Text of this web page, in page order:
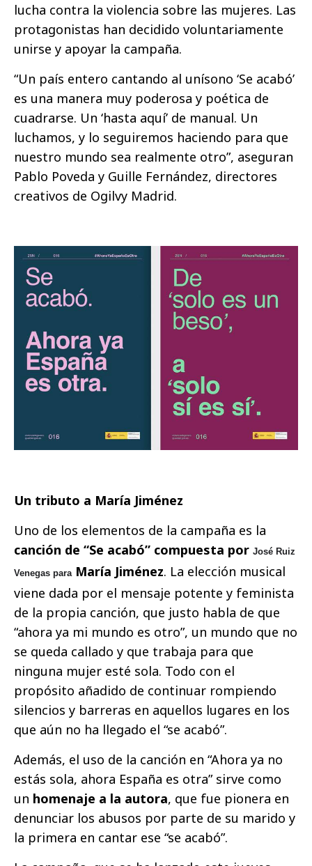
lucha contra la violencia sobre las mujeres. Las
protagonistas han decidido voluntariamente
unirse y apoyar la campaña.
“Un país entero cantando al unísono ‘Se acabó’
es una manera muy poderosa y poética de
cuadrarse. Un ‘hasta aquí’ de manual. Un
luchamos, y lo seguiremos haciendo para que
nuestro mundo sea realmente otro”, aseguran
Pablo Poveda y Guille Fernández, directores
creativos de Ogilvy Madrid.
Un tributo a María Jiménez
Uno de los elementos de la campaña es la
canción de “Se acabó” compuesta por José Ruiz
Venegas para María Jiménez. La elección musical
viene dada por el mensaje potente y feminista
de la propia canción, que justo habla de que
“ahora ya mi mundo es otro”, un mundo que no
se queda callado y que trabaja para que
ninguna mujer esté sola. Todo con el
propósito añadido de continuar rompiendo
silencios y barreras en aquellos lugares en los
que aún no ha llegado el “se acabó”.
Además, el uso de la canción en “Ahora ya no
estás sola, ahora España es otra” sirve como
un homenaje a la autora, que fue pionera en
denunciar los abusos por parte de su marido y
la primera en cantar ese “se acabó”.